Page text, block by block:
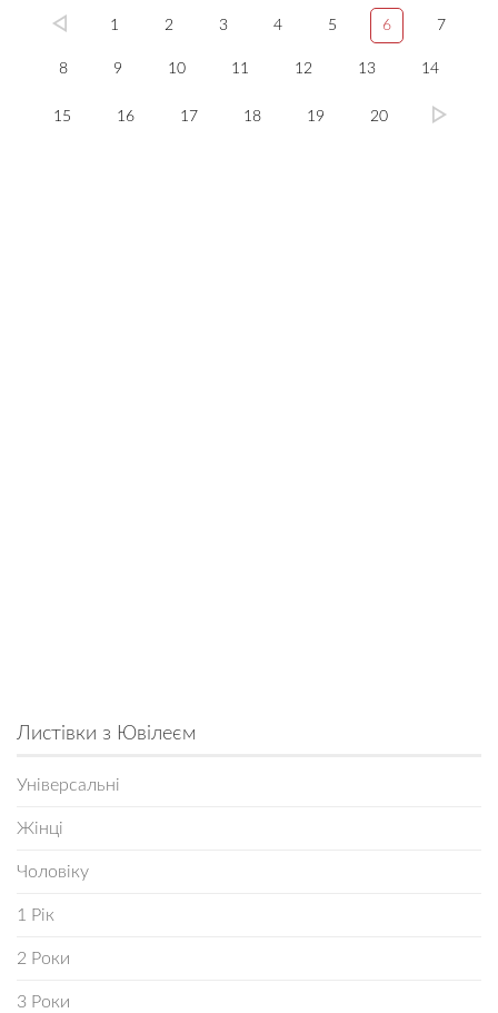
1 2 3 4 5 6 7
8 9 10 11 12 13 14
15 16 17 18 19 20
Листівки з Ювілеєм
Універсальні
Жінці
Чоловіку
1 Рік
2 Роки
3 Роки